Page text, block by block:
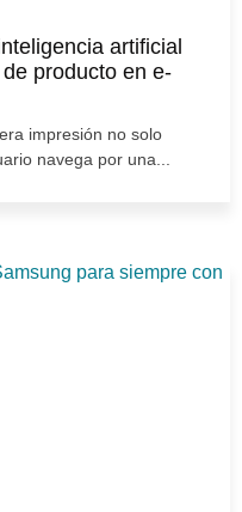
artificial
producto en e-
impresión no solo
navega por una...